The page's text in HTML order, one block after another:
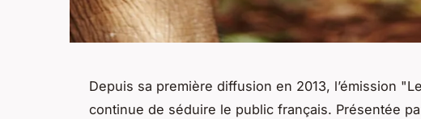
Depuis sa première diffusion en 2013, l’émission
continue de séduire le public français. Présentée